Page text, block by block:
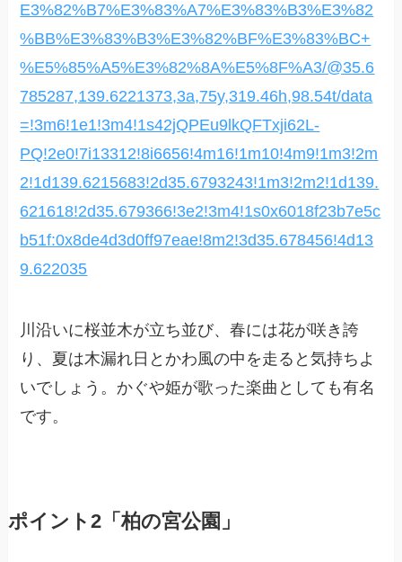
E3%82%B7%E3%83%A7%E3%83%B3%E3%82
%BB%E3%83%B3%E3%82%BF%E3%83%BC+
%E5%85%A5%E3%82%8A%E5%8F%A3/@35.6
785287,139.6221373,3a,75y,319.46h,98.54t/data
=!3m6!1e1!3m4!1s42jQPEu9lkQFTxji62L-
PQ!2e0!7i13312!8i6656!4m16!1m10!4m9!1m3!2m
2!1d139.6215683!2d35.6793243!1m3!2m2!1d139.
621618!2d35.679366!3e2!3m4!1s0x6018f23b7e5c
b51f:0x8de4d3d0ff97eae!8m2!3d35.678456!4d13
9.622035
川沿いに桜並木が立ち並び、春には花が咲き誇
り、夏は木漏れ日とかわ風の中を走ると気持ちよ
いでしょう。かぐや姫が歌った楽曲としても有名
です。
ポイント2「柏の宮公園」